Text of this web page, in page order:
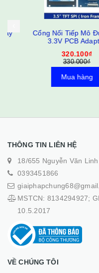
Cổng Nối Tiếp Mô Đun
3.3V PCB Adapter
Hình LCD 3.5 Inch
240x320 320x480 SPI TFT
320.100₫
330.000₫
Mua hàng
THÔNG TIN LIÊN HỆ
18/655 Nguyễn Văn
0393451866
MSTCN: 8134294927;
10.5.2017
VỀ CHÚNG TÔI